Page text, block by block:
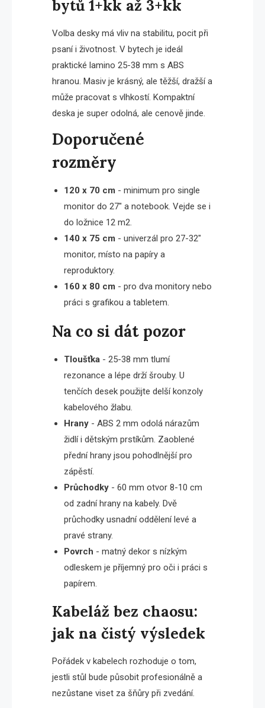
bytů 1+kk až 3+kk
Volba desky má vliv na stabilitu, pocit při
psaní i životnost. V bytech je ideál
praktické lamino 25-38 mm s ABS
hranou. Masiv je krásný, ale těžší, dražší a
může pracovat s vlhkostí. Kompaktní
deska je super odolná, ale cenově jinde.
Doporučené
rozměry
120 x 70 cm - minimum pro single
monitor do 27″ a notebook. Vejde se i
do ložnice 12 m2.
140 x 75 cm - univerzál pro 27-32″
monitor, místo na papíry a
reproduktory.
160 x 80 cm - pro dva monitory nebo
práci s grafikou a tabletem.
Na co si dát pozor
Tloušťka - 25-38 mm tlumí
rezonance a lépe drží šrouby. U
tenčích desek použijte delší konzoly
kabelového žlabu.
Hrany - ABS 2 mm odolá nárazům
židlí i dětským prstíkům. Zaoblené
přední hrany jsou pohodlnější pro
zápěstí.
Průchodky - 60 mm otvor 8-10 cm
od zadní hrany na kabely. Dvě
průchodky usnadní oddělení levé a
pravé strany.
Povrch - matný dekor s nízkým
odleskem je příjemný pro oči i práci s
papírem.
Kabeláž bez chaosu:
jak na čistý výsledek
Pořádek v kabelech rozhoduje o tom,
jestli stůl bude působit profesionálně a
nezůstane viset za šňůry při zvedání.